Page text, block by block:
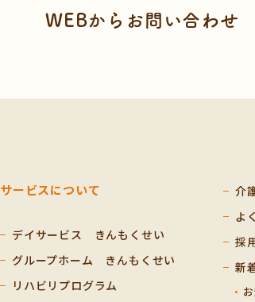
WEBからお問い合わせ
サービスについて
デイサービス きんもくせい
グループホーム きんもくせい
リハビリプログラム
介
よ
採
新